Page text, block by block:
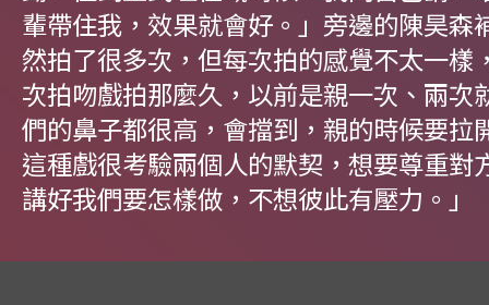
輩帶住我，效果就會好。」旁邊的陳昊森
然拍了很多次，但每次拍的感覺不太一樣
次拍吻戲拍那麼久，以前是親一次、兩次
們的鼻子都很高，會擋到，親的時候要拉
這種戲很考驗兩個人的默契，想要尊重對
講好我們要怎樣做，不想彼此有壓力。」